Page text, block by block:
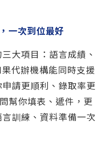
一次到位最好
大項目：語言成績、
代辦機構能同時支援
請更順利、錄取率更
幫你填表、遞件，更
訓練、資料準備一次